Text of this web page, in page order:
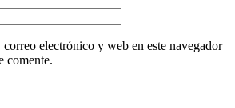
electrónico y web en este navegador
comente.